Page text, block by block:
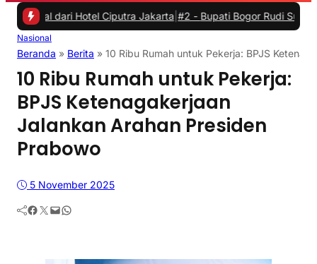
dari Hotel Ciputra Jakarta|#2 -Bupati Bogor Rudi Susmanto
Nasional
Beranda » Berita » 10 Ribu Rumah untuk Pekerja: BPJS
10 Ribu Rumah untuk Pekerja:
BPJS Ketenagakerjaan
Jalankan Arahan Presiden
Prabowo
5 November 2025
Facebook Twitter Mail WhatsApp